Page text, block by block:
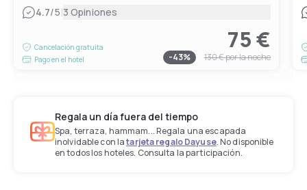
4.7/5|3 Opiniones
Cancelación gratuita
Pago en el hotel
75 €
-43% 130 €por la noche
Regala un día fuera del tiempo
Spa, terraza, hammam... Regala una escapada
inolvidable con latarjeta regalo Dayuse. No disponible
en todos los hoteles. Consulta la participación.